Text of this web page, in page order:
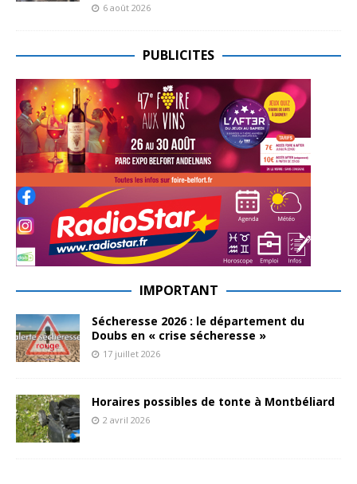
6 août 2026
PUBLICITES
IMPORTANT
Sécheresse 2026 : le département du
Doubs en « crise sécheresse »
17 juillet 2026
Horaires possibles de tonte à Montbéliard
2 avril 2026